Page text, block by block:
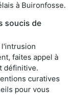
à Buironfosse.
soucis de
l'intrusion
faites appel à
définitive.
curatives
pour vous